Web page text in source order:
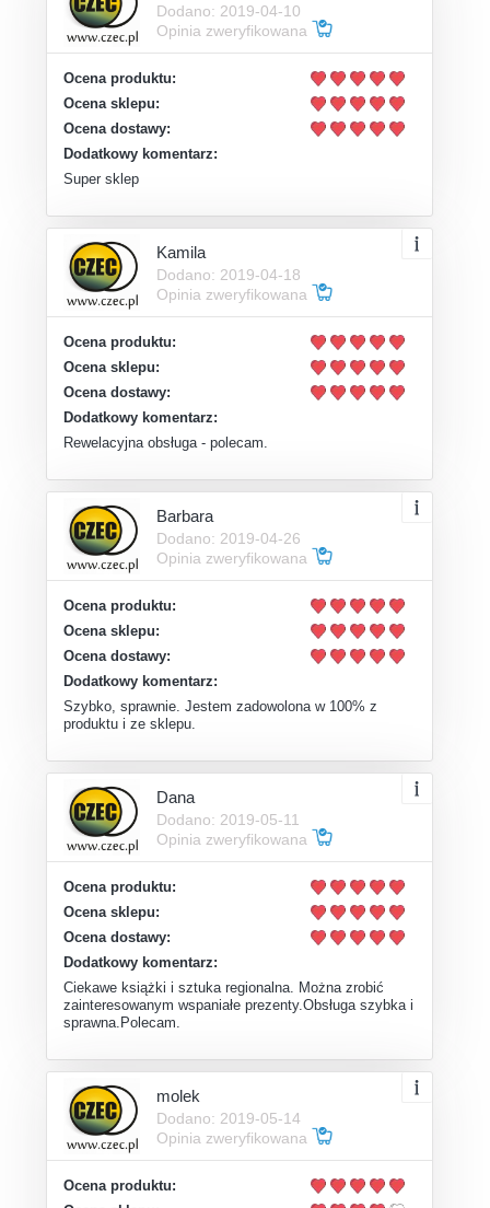
Dodano: 2019-04-10
Opinia zweryfikowana
Ocena produktu:
Ocena sklepu:
Ocena dostawy:
Dodatkowy komentarz:
Super sklep
Kamila
Dodano: 2019-04-18
Opinia zweryfikowana
Ocena produktu:
Ocena sklepu:
Ocena dostawy:
Dodatkowy komentarz:
Rewelacyjna obsługa - polecam.
Barbara
Dodano: 2019-04-26
Opinia zweryfikowana
Ocena produktu:
Ocena sklepu:
Ocena dostawy:
Dodatkowy komentarz:
Szybko, sprawnie. Jestem zadowolona w 100% z
produktu i ze sklepu.
Dana
Dodano: 2019-05-11
Opinia zweryfikowana
Ocena produktu:
Ocena sklepu:
Ocena dostawy:
Dodatkowy komentarz:
Ciekawe książki i sztuka regionalna. Można zrobić
zainteresowanym wspaniałe prezenty.Obsługa szybka i
sprawna.Polecam.
molek
Dodano: 2019-05-14
Opinia zweryfikowana
Ocena produktu: